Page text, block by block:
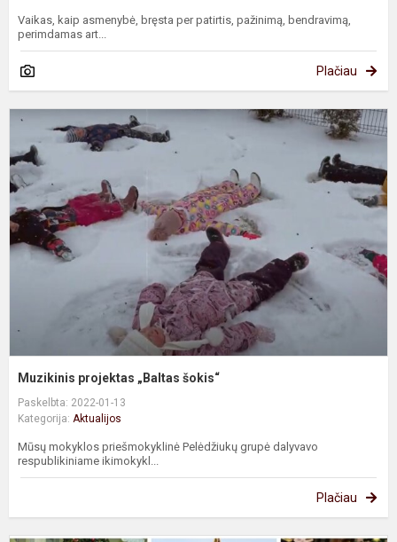
Vaikas, kaip asmenybė, bręsta per patirtis, pažinimą, bendravimą,
perimdamas art...
Plačiau
Muzikinis projektas „Baltas šokis“
Paskelbta: 2022-01-13
Kategorija: Aktualijos
Mūsų mokyklos priešmokyklinė Pelėdžiukų grupė dalyvavo
respublikiniame ikimokykl...
Plačiau